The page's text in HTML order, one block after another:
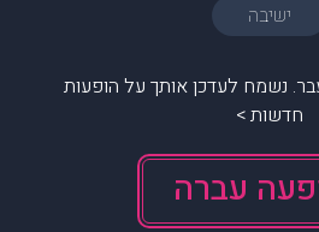
ישיבה
נשמח לעדכן אותך על הופעות
חדשות >
עברה